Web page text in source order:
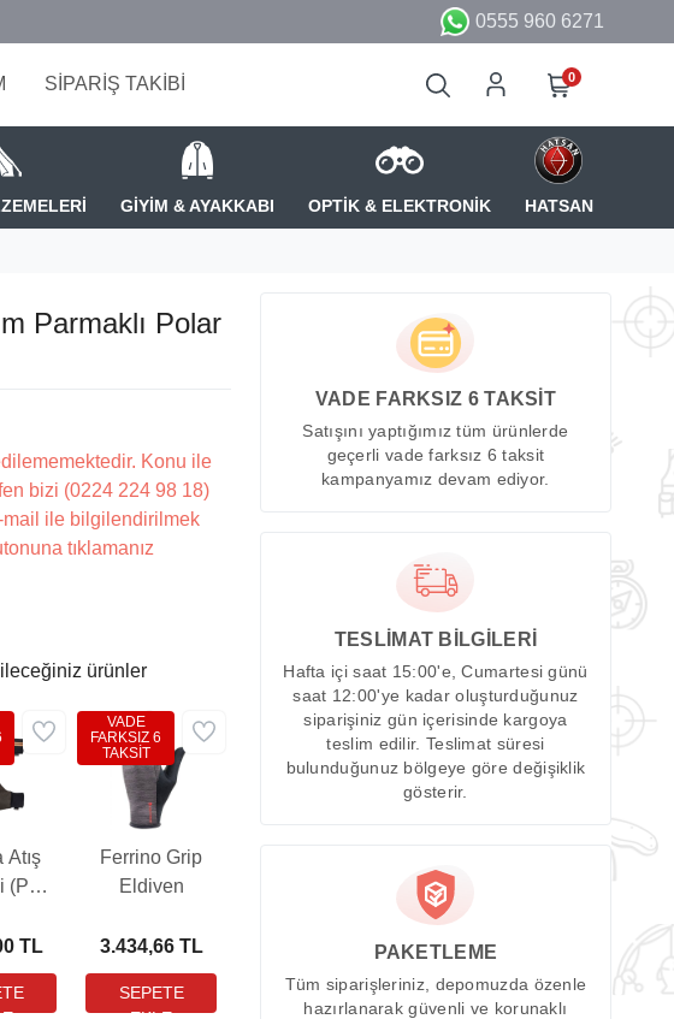
0555 960 6271
SİPARİŞ TAKİBİ 0
GİYİM & AYAKKABI OPTİK & ELEKTRONİK HATSAN
Parmaklı Polar
Konu ile
bizi (0224 224 98 18)
mail ile bilgilendirilmek
tıklamanız
ürünler
Atış
(PB-
TL
Ferrino Grip
Eldiven
3.434,66 TL
VADE
FARKSIZ 6
TAKSİT
VADE FARKSIZ 6 TAKSİT
Satışını yaptığımız tüm ürünlerde
geçerli vade farksız 6 taksit
kampanyamız devam ediyor.
TESLİMAT BİLGİLERİ
Hafta içi saat 15:00'e, Cumartesi günü
saat 12:00'ye kadar oluşturduğunuz
siparişiniz gün içerisinde kargoya
teslim edilir. Teslimat süresi
bulunduğunuz bölgeye göre değişiklik
gösterir.
PAKETLEME
Tüm siparişleriniz, depomuzda özenle
hazırlanarak güvenli ve korunaklı